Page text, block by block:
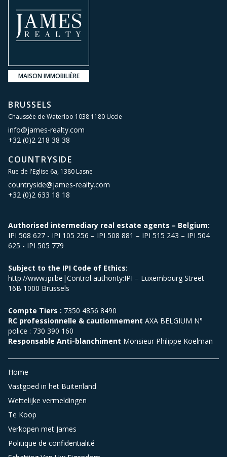
MAISON IMMOBILIÈRE
BRUSSELS
Chaussée de Waterloo 1038 1180 Uccle
info@james-realty.com
+32 (0)2 218 38 38
COUNTRYSIDE
Rue de l'Eglise 6a, 1380 Lasne
countryside@james-realty.com
+32 (0)2 633 18 18
Authorised intermediary real estate agents – Belgium:
IPI 508 627 - IPI 105 256 – IPI 508 881 – IPI 515 243 – IPI 504
625 - IPI 505 779
Subject to the IPI Code of Ethics:
http://www.ipi.be|Control authority:IPI – Luxembourg Street
16B 1000 Brussels
Compte Tiers : 7350 4856 8490
RC professionnelle & cautionnement AXA BELGIUM N°
police : 730 390 160
Responsable Anti-blanchiment Monsieur Philippe Koelman
Home
Vastgoed in het Buitenland
Wettelijke vermeldingen
Te Koop
Verkopen met James
Politique de confidentialité